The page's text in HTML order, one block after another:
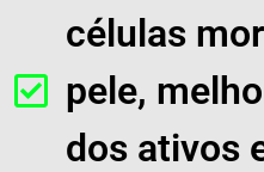
células
pele,
dos ativos